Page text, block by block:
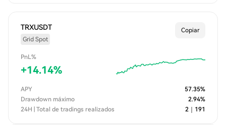
TRXUSDT
Grid Spot
Copiar
PnL%
+14.14%
APY 57.35%
Drawdown máximo
2.94%
24H | Total de tradings realizados
2 191